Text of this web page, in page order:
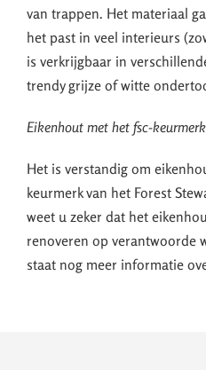
van trappen. Het materiaal
het past in veel interieurs
is verkrijgbaar in
trendy grijze of witte
Eikenhout met het fsc-
Het is verstandig om
keurmerk van het Forest
weet u zeker dat het
renoveren op verantwoorde
staat nog meer informatie